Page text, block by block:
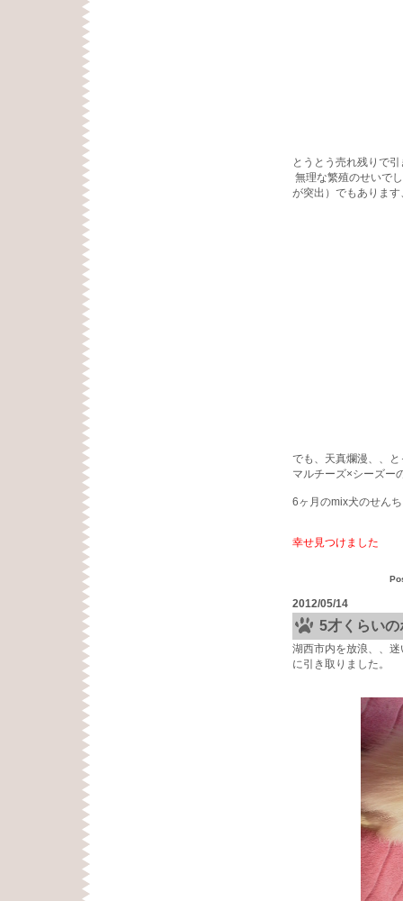
とうとう売れ残りで
無理な繁殖のせいで
が突出）でもあります
でも、天真爛漫、、
マルチーズ×シーズー
6ヶ月のmix犬のせん
幸せ見つけました
2012/05/14
5才くらい
湖西市内を放浪、、
に引き取りました。